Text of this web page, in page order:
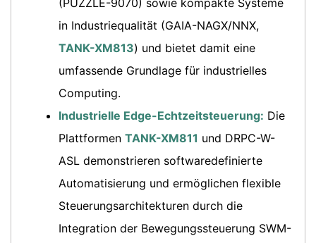
in Industriequalität (GAIA-NAGX/NNX,
TANK-XM813) und bietet damit eine
umfassende Grundlage für industrielles
Computing.
Industrielle Edge-Echtzeitsteuerung: Die
PlattformenTANK-XM811 und DRPC-W-
ASL demonstrieren softwaredefinierte
Automatisierung und ermöglichen flexible
Steuerungsarchitekturen durch die
Integration der Bewegungssteuerung SWM-